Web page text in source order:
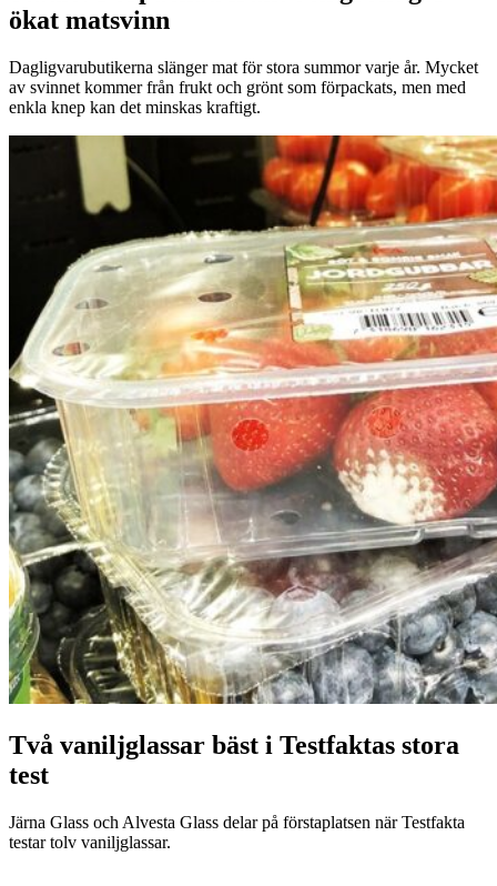
ökat matsvinn
Dagligvarubutikerna slänger mat för stora summor varje år. Mycket
av svinnet kommer från frukt och grönt som förpackats, men med
enkla knep kan det minskas kraftigt.
Två vaniljglassar bäst i Testfaktas stora
test
Järna Glass och Alvesta Glass delar på förstaplatsen när Testfakta
testar tolv vaniljglassar.